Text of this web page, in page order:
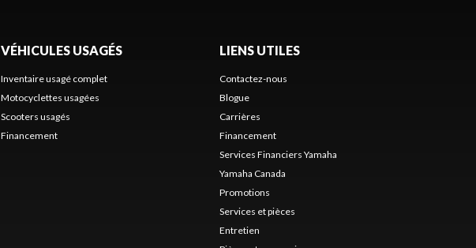
VÉHICULES USAGÉS
Inventaire usagé complet
Motocyclettes usagées
Scooters usagés
Financement
LIENS UTILES
Contactez-nous
Blogue
Carrières
Financement
Services Financiers Yamaha
Yamaha Canada
Promotions
Services et pièces
Entretien